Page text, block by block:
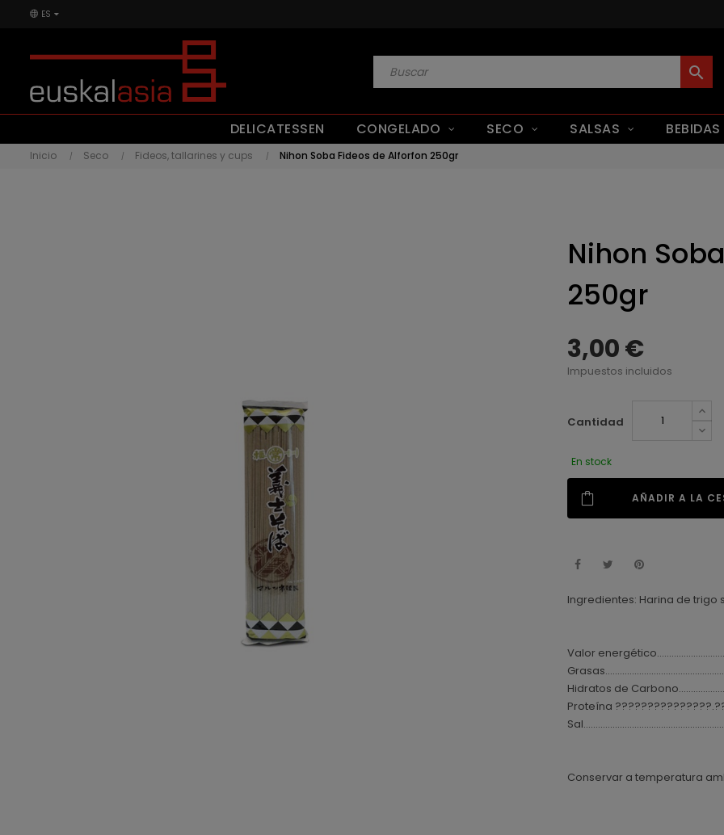
ES
search
DELICATESSEN CONGELADO SECO SALSAS BEBIDAS
Inicio Seco Fideos, tallarines y cups Nihon Soba Fideos de Alforfon 250gr
Nihon
250gr
3,00 €
Impuestos incluidos
Cantidad
En stock
AÑADIR A LA
Ingredientes: Harina de
Valor
Hidratos de
Proteína
Conservar a temperatura